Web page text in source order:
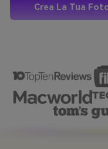
Crea La Tua